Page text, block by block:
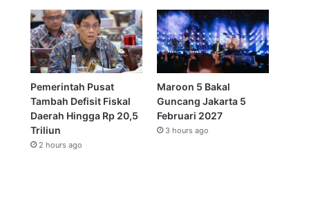
Pemerintah Pusat
Tambah Defisit Fiskal
Daerah Hingga Rp 20,5
Triliun
2 hours ago
Maroon 5 Bakal
Guncang Jakarta 5
Februari 2027
3 hours ago